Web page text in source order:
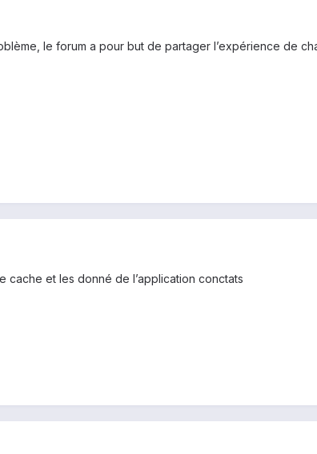
le forum a pour but de partager l’expérience de
cache et les donné de l’application conctats